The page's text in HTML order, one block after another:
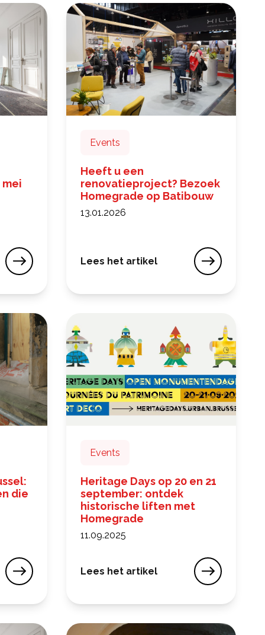
te vinden
april en mei 2026
Heeft u een
renovatieproject? Bezoek
Homegrade op Batibouw
Events
13.01.2026
Lees het artikel
Heeft u een renovatieproject?
die
kwetsbare materialen die voorzichtig moeten
Heritage Days op 20 en 21
september: ontdek
historische liften met
Homegrade
Events
11.09.2025
Lees het artikel
Heritage Days op 20 en 21